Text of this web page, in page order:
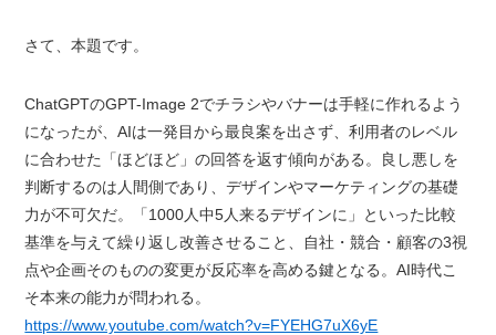
さて、本題です。
ChatGPTのGPT-Image 2でチラシやバナーは手軽に作れるよう
になったが、AIは一発目から最良案を出さず、利用者のレベル
に合わせた「ほどほど」の回答を返す傾向がある。良し悪しを
判断するのは人間側であり、デザインやマーケティングの基礎
力が不可欠だ。「1000人中5人来るデザインに」といった比較
基準を与えて繰り返し改善させること、自社・競合・顧客の3視
点や企画そのものの変更が反応率を高める鍵となる。AI時代こ
そ本来の能力が問われる。
https://www.youtube.com/watch?v=FYEHG7uX6yE